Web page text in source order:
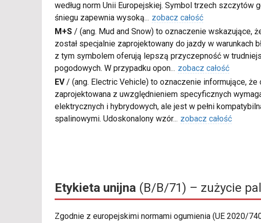
według norm Unii Europejskiej. Symbol trzech szczytów
śniegu zapewnia wysoką... zobacz całość
M+S / (ang. Mud and Snow) to oznaczenie wskazujące,
został specjalnie zaprojektowany do jazdy w warunkach
z tym symbolem oferują lepszą przyczepność w
pogodowych. W przypadku opon... zobacz całość
EV/ (ang. Electric Vehicle) to oznaczenie informujące, że
zaprojektowana z uwzględnieniem specyficznych
elektrycznych i hybrydowych, ale jest w pełni
spalinowymi. Udoskonalony wzór... zobacz całość
Etykieta unijna (B/B/71) – zużycie
Zgodnie z europejskimi normami ogumienia (UE 2020/